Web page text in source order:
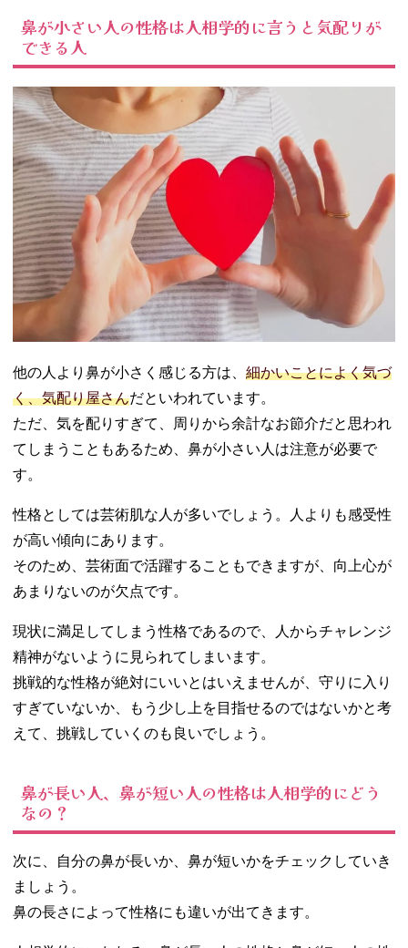
鼻が小さい人の性格は人相学的に言うと気配りが
できる人
他の人より鼻が小さく感じる方は、 細かいことによく気づ
く、気配り屋さんだといわれています。
ただ、気を配りすぎて、周りから余計なお節介だと思われ
てしまうこともあるため、鼻が小さい人は注意が必要で
す。
性格としては芸術肌な人が多いでしょう。人よりも感受性
が高い傾向にあります。
そのため、芸術面で活躍することもできますが、向上心が
あまりないのが欠点です。
現状に満足してしまう性格であるので、人からチャレンジ
精神がないように見られてしまいます。
挑戦的な性格が絶対にいいとはいえませんが、守りに入り
すぎていないか、もう少し上を目指せるのではないかと考
えて、挑戦していくのも良いでしょう。
鼻が長い人、鼻が短い人の性格は人相学的にどう
なの？
次に、自分の鼻が長いか、鼻が短いかをチェックしていき
ましょう。
鼻の長さによって性格にも違いが出てきます。